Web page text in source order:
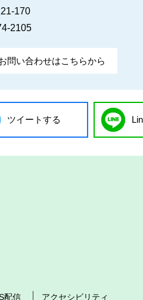
170
2105
問い合わせはこちらから
ツイートする
配信 アクセシビリティ